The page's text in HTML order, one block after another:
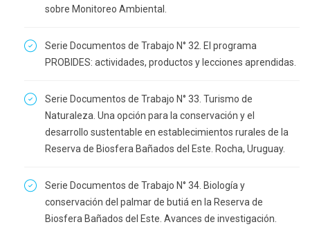
sobre Monitoreo Ambiental.
Serie Documentos de Trabajo N° 32. El programa
PROBIDES: actividades, productos y lecciones aprendidas.
Serie Documentos de Trabajo N° 33. Turismo de
Naturaleza. Una opción para la conservación y el
desarrollo sustentable en establecimientos rurales de la
Reserva de Biosfera Bañados del Este. Rocha, Uruguay.
Serie Documentos de Trabajo N° 34. Biología y
conservación del palmar de butiá en la Reserva de
Biosfera Bañados del Este. Avances de investigación.